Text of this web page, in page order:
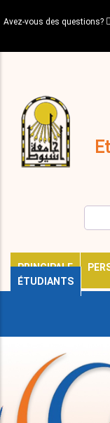
au
principal
Avez-vous des questions?
PRINCIPALE
ÉTUDIANTS
décisions
Expatriés
Journal